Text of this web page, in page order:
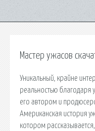
Мастер ужасов
Уникальный, крайне
реальностью благодаря
его автором и
Американская история
котором